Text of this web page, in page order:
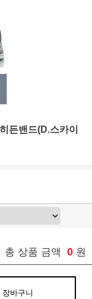
든밴드(D.스카이
총 상품 금액 0 원
장바구니